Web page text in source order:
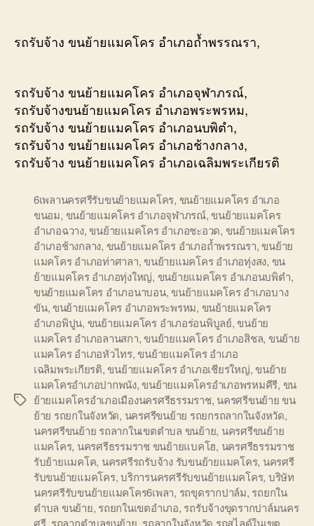
รถรับจ้าง ขนย้ายแมคโคร อำเภอถ้ำพรรณรา,
รถรับจ้าง ขนย้ายแมคโคร อำเภอจุฬาภรณ์,
รถรับจ้างขนย้ายแมคโคร อำเภอพระพรหม,
รถรับจ้าง ขนย้ายแมคโคร อำเภอนบพิตำ,
รถรับจ้าง ขนย้ายแมคโคร อำเภอช้างกลาง,
รถรับจ้าง ขนย้ายแมคโคร อำเภอเฉลิมพระเกียรติ
Tags
6เพลานครศรีรับขนย้ายแมคโคร, ขนย้ายแมคโคร อำเภอ
ขนอม, ขนย้ายแมคโคร อำเภอจุฬาภรณ์,ขนย้ายแมคโคร
อำเภอฉวาง,ขนย้ายแมคโคร อำเภอชะอวด, ขนย้ายแมคโคร
อำเภอช้างกลาง, ขนย้ายแมคโคร อำเภอถ้ำพรรณรา,ขนย้าย
แมคโคร อำเภอท่าศาลา,ขนย้ายแมคโคร อำเภอทุ่งสง, ขน
ย้ายแมคโคร อำเภอทุ่งใหญ่, ขนย้ายแมคโคร อำเภอนบพิตำ,
ขนย้ายแมคโคร อำเภอนาบอน,ขนย้ายแมคโคร อำเภอบาง
ขัน,ขนย้ายแมคโคร อำเภอพระพรหม, ขนย้ายแมคโคร
อำเภอพิปูน, ขนย้ายแมคโคร อำเภอร่อนพิบูลย์,ขนย้าย
แมคโคร อำเภอลานสกา,ขนย้ายแมคโคร อำเภอสิชล, ขนย้าย
แมคโคร อำเภอหัวไทร,ขนย้ายแมคโคร อำเภอ
เฉลิมพระเกียรติ,ขนย้ายแมคโคร อำเภอเชียรใหญ่,ขนย้าย
แมคโครอำเภอปากพนัง,ขนย้ายแมคโครอำเภอพรหมคีรี, ขน
ย้ายแมคโครอำเภอเมืองนครศรีธรรมราช, นครศรีขนย้าย ขน
ย้าย รถยกในจังหวัด, นครศรีขนย้าย รถยกรถลากในจังหวัด,
นครศรีขนย้าย รถลากในเขตตำบล ขนย้าย, นครศรีขนย้าย
แมคโคร, นครศรีธรรมราช ขนย้ายแบคโฮ, นครศรีธรรมราช
รับย้ายแมคโค, นครศรีรถรับจ้าง รับขนย้ายแมคโคร, นครศรี
รับขนย้ายแมคโคร,บริการนครศรีรับขนย้ายแมคโคร, บริษัท
นครศรีรับขนย้ายแมคโคร6เพลา, รถขุดรากปาล์ม, รถยกใน
ตำบล ขนย้าย, รถยกในเขตอำเภอ, รถรับจ้างขุดรากปาล์มนคร
ศรี, รถลากตำบลขนย้าย รถลากในจังหวัด รถสไลด์ในเขต